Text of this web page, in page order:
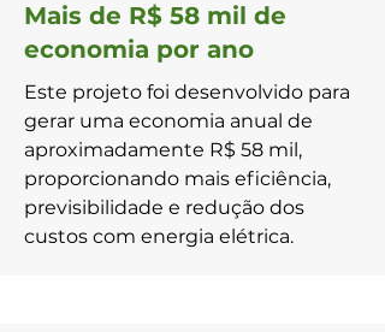
Mais de R$ 58 mil de
economia por ano
Este projeto foi desenvolvido para
gerar uma economia anual de
aproximadamente R$ 58 mil,
proporcionando mais eficiência,
previsibilidade e redução dos
custos com energia elétrica.